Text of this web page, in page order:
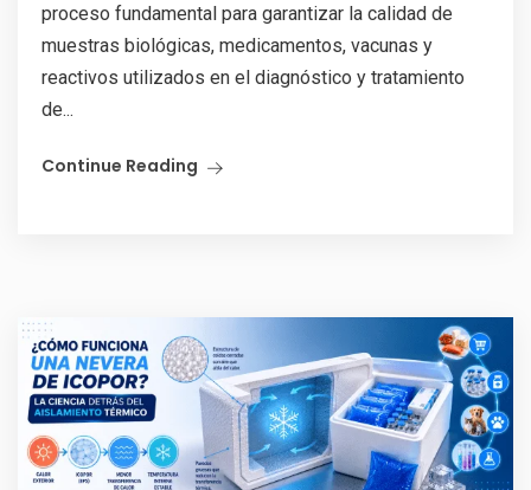
proceso fundamental para garantizar la calidad de
muestras biológicas, medicamentos, vacunas y
reactivos utilizados en el diagnóstico y tratamiento
de...
Continue Reading